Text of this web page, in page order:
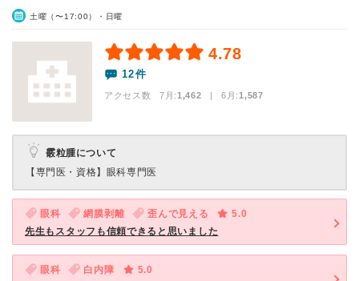
土曜（〜17:00）・日曜
4.78
12件
アクセス数 7月:1,462 | 6月:1,587
霰粒腫について
【専門医・資格】 眼科専門医
眼科 網膜剥離 歪んで見える
5.0
先生もスタッフも信頼できると思いました
眼科 白内障
5.0